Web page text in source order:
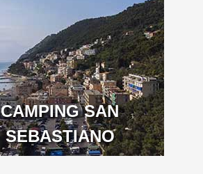
CAMPING SAN
SEBASTIANO